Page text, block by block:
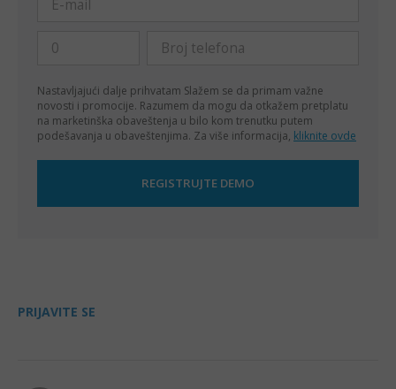
Nastavljajući dalje prihvatam Slažem se da primam važne
novosti i promocije. Razumem da mogu da otkažem pretplatu
na marketinška obaveštenja u bilo kom trenutku putem
podešavanja u obaveštenjima. Za više informacija, kliknite ovde
PRIJAVITE SE